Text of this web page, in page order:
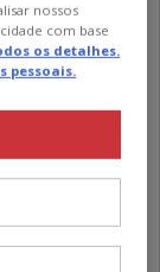
cães
nossos
com base
os detalhes.
pessoais.